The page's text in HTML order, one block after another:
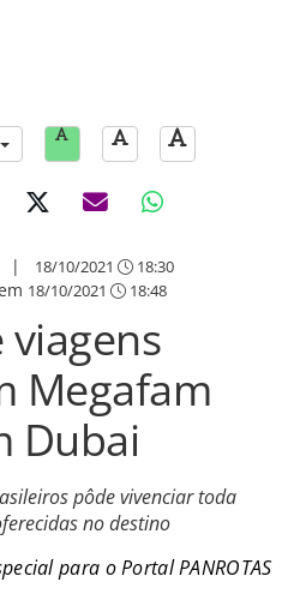
18/10/2021 18:30
18/10/2021 18:48
Megafam
Dubai
pôde vivenciar toda
no destino
para o Portal PANROTAS